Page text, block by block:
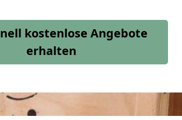
kostenlose Angebote
erhalten